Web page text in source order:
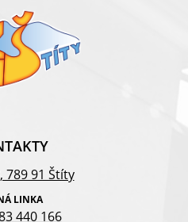
789 91 Štíty
LINKA
440 166